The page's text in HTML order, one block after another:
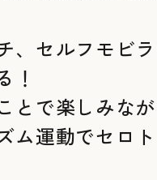
、セルフモビ
！
とで楽しみな
ム運動でセロ